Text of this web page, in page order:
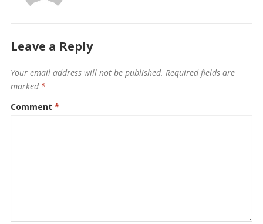
Leave a Reply
Your email address will not be published. Required fields are
marked *
Comment *